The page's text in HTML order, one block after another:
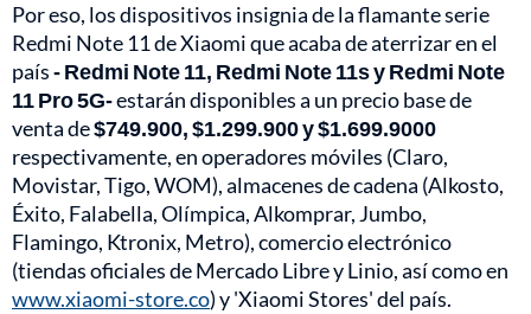
Por eso, los dispositivos insignia de la flamante serie
Redmi Note 11 de Xiaomi que acaba de aterrizar en el
país- Redmi Note 11, Redmi Note 11s y Redmi Note
11 Pro 5G-estarán disponibles a un precio base de
venta de$749.900, $1.299.900 y $1.699.9000
respectivamente, en operadores móviles (Claro,
Movistar, Tigo, WOM), almacenes de cadena (Alkosto,
Éxito, Falabella, Olímpica, Alkomprar, Jumbo,
Flamingo, Ktronix, Metro), comercio electrónico
(tiendas oficiales de Mercado Libre y Linio, así como en
www.xiaomi-store.co) y 'Xiaomi Stores' del país.